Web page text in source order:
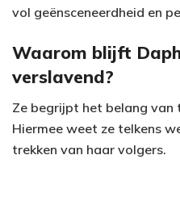
vol geënsceneerdheid en
Waarom blijft
verslavend?
Ze begrijpt het belang van
Hiermee weet ze telkens
trekken van haar volgers.